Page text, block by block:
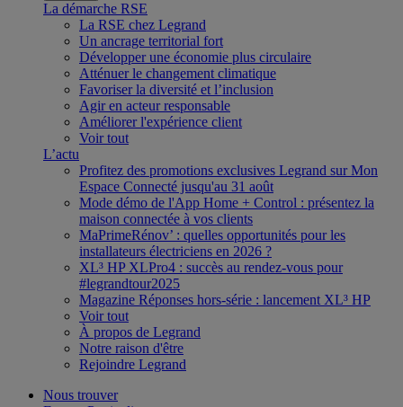
La démarche RSE
La RSE chez Legrand
Un ancrage territorial fort
Développer une économie plus circulaire
Atténuer le changement climatique
Favoriser la diversité et l’inclusion
Agir en acteur responsable
Améliorer l'expérience client
Voir tout
L’actu
Profitez des promotions exclusives Legrand sur Mon
Espace Connecté jusqu'au 31 août
Mode démo de l'App Home + Control : présentez la
maison connectée à vos clients
MaPrimeRénov’ : quelles opportunités pour les
installateurs électriciens en 2026 ?
XL³ HP XLPro4 : succès au rendez-vous pour
#legrandtour2025
Magazine Réponses hors-série : lancement XL³ HP
Voir tout
À propos de Legrand
Notre raison d'être
Rejoindre Legrand
Nous trouver